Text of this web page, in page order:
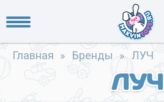
Главная » Бренды » ЛУЧ
ЛУЧ